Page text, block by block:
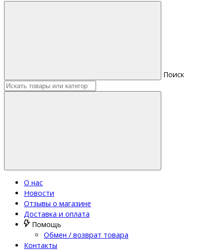
Поиск
О нас
Новости
Отзывы о магазине
Доставка и оплата
Помощь
Обмен / возврат товара
Контакты